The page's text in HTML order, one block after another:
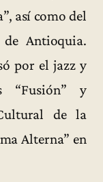
así como del
Antioquia.
por el jazz y
“Fusión” y
de la
Alterna” en